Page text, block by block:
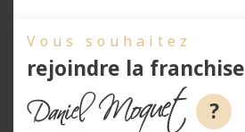
Vous souhaitez
rejoindre la franchise
?